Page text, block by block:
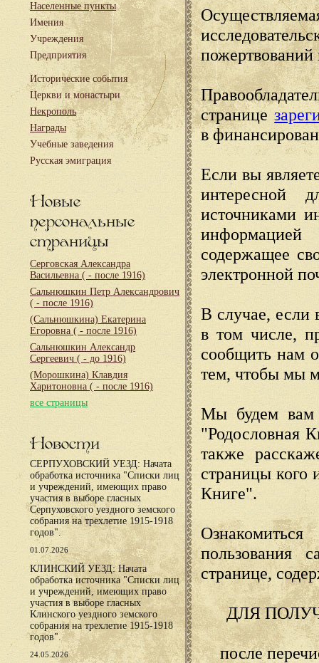
Населенные пункты
Имения
Учреждения
Предприятия
Исторические события
Церкви и монастыри
Некрополь
Награды
Учебные заведения
Русская эмиграция
Новые
персональные
страницы
Серговская Александра
Васильевна ( - после 1916)
Сальнюшкин Петр Александрович
( - после 1916)
(Сальнюшкина) Екатерина
Егоровна ( - после 1916)
Сальнюшкин Александр
Сергеевич ( - до 1916)
(Морошкина) Клавдия
Харитоновна ( - после 1916)
все страницы
Новости
СЕРПУХОВСКИЙ УЕЗД: Начата
обработка источника "Списки лиц
и учреждений, имеющих право
участия в выборе гласных
Серпуховского уездного земского
собрания на трехлетие 1915-1918
годов".
01.07.2026
КЛИНСКИЙ УЕЗД: Начата
обработка источника "Списки лиц
и учреждений, имеющих право
участия в выборе гласных
Клинского уездного земского
собрания на трехлетие 1915-1918
годов".
24.05.2026
пожертвований
странице
в
Если вы
интересной
источниками
содержащее
электронной
В случае, если
в том числе,
сообщить нам
тем, чтобы мы
Мы будем вам
"Родословная
также
страницы кого
Книге".
пользования
странице,
ДЛЯ
после